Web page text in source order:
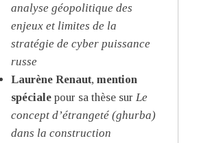
analyse géopolitique des
enjeux et limites de la
stratégie de cyber puissance
russe
Laurène Renaut, mention
spécialepour sa thèse sur Le
concept d’étrangeté (ghurba)
dans la construction